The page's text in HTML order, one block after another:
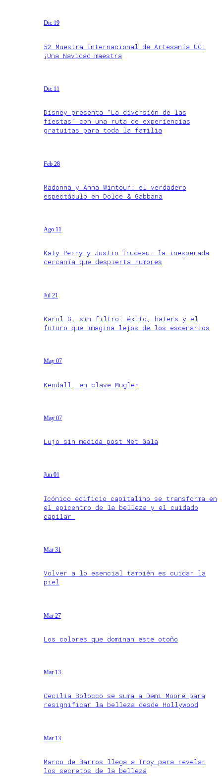
Dic 19
52 Muestra Internacional de Artesanía UC:
¡Una Navidad maestra
Dic 11
Disney presenta “La diversión de las
fiestas” con una ruta de experiencias
gratuitas para toda la familia
Feb 28
Madonna y Anna Wintour: el verdadero
espectáculo en Dolce & Gabbana
Ago 11
Katy Perry y Justin Trudeau: la inesperada
cercanía que despierta rumores
Jul 21
Karol G, sin filtro: éxito, haters y el
futuro que imagina lejos de los escenarios
May 07
Kendall, en clave Mugler
May 07
Lujo sin medida post Met Gala
Jun 01
Icónico edificio capitalino se transforma en
el epicentro de la belleza y el cuidado
capilar
Mar 31
Volver a lo esencial también es cuidar la
piel
Mar 27
Los colores que dominan este otoño
Mar 13
Cecilia Bolocco se suma a Demi Moore para
resignificar la belleza desde Hollywood
Mar 13
Marco de Barros llega a Troy para revelar
los secretos de la belleza